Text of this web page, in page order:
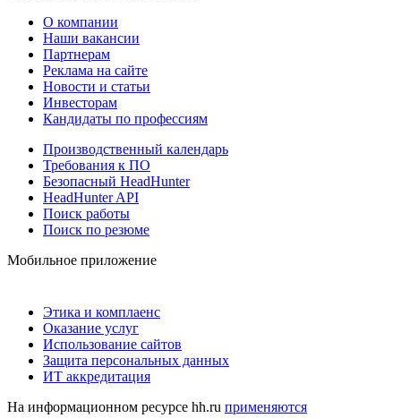
О компании
Наши вакансии
Партнерам
Реклама на сайте
Новости и статьи
Инвесторам
Кандидаты по профессиям
Производственный календарь
Требования к ПО
Безопасный HeadHunter
HeadHunter API
Поиск работы
Поиск по резюме
Мобильное приложение
Этика и комплаенс
Оказание услуг
Использование сайтов
Защита персональных данных
ИТ аккредитация
На информационном ресурсе hh.ru применяются